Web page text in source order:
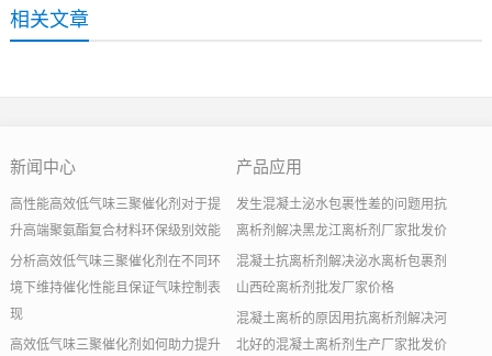
相关文章
新闻中心
高性能高效低气味三聚催化剂对于提
升高端聚氨酯复合材料环保级别效能
分析高效低气味三聚催化剂在不同环
境下维持催化性能且保证气味控制表
现
高效低气味三聚催化剂如何助力提升
产品应用
发生混凝土泌水包裹性差的问题用抗
离析剂解决黑龙江离析剂厂家批发价
混凝土抗离析剂解决泌水离析包裹剂
山西砼离析剂批发厂家价格
混凝土离析的原因用抗离析剂解决河
北好的混凝土离析剂生产厂家批发价